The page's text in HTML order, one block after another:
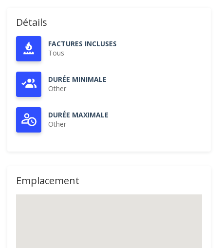
Détails
FACTURES INCLUSES
Tous
DURÉE MINIMALE
Other
DURÉE MAXIMALE
Other
Emplacement